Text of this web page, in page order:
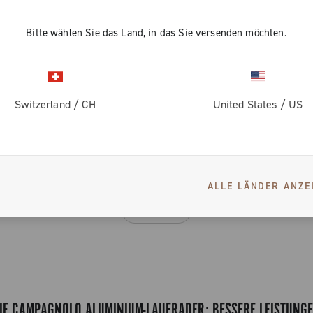
Bitte wählen Sie das Land, in das Sie versenden möchten.
Switzerland / CH United States / US
ALLE LÄNDER
SIEHE AUCH